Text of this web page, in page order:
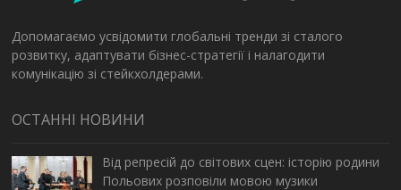
Допомагаємо усвідомити глобальні тренди зі сталого
розвитку, адаптувати бізнес-стратегії і налагодити
комунікацію зі стейкхолдерами.
ОСТАННІ НОВИНИ
Від репресій до світових сцен: історію родини
Польових розповіли мовою музики